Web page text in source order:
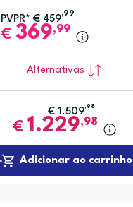
PVPR* € 459
,99
€ 369,99
Alternativas
€ 1.509,98
€ 1.229,98
Adicionar ao carrinho